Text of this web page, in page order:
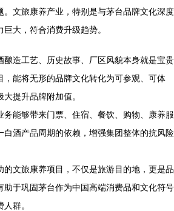
。文旅康养产业，特别是与茅台品牌文化深度
大，符合消费升级趋势。
酿造工艺、历史故事、厂区风貌本身就是宝贵
，能将无形的品牌文化转化为可参观、可体
提升品牌附加值。
务能够带来门票、住宿、餐饮、购物、康养服
白酒产品周期的依赖，增强集团整体的抗风险
的文旅康养项目，不仅是旅游目的地，更是品
助于巩固茅台作为中国高端消费品和文化符号
群。